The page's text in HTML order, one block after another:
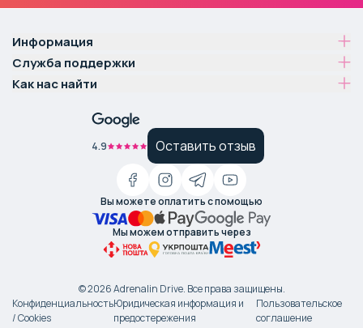
Информация
Служба поддержки
Как нас найти
4.9 Оставить отзыв
Вы можете оплатить с помощью
Мы можем отправить через
©2026Adrenalin Drive. Все права защищены.
Конфиденциальность
/ Cookies
Юридическая информация и
предостережения
Пользовательское
соглашение